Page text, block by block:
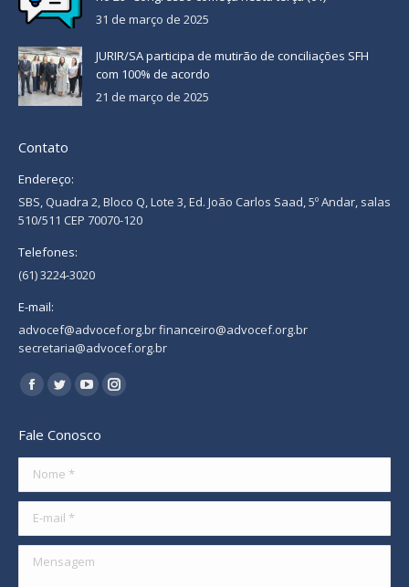
31 de março de 2025
JURIR/SA participa de mutirão de conciliações SFH
com 100% de acordo
21 de março de 2025
Contato
Endereço:
SBS, Quadra 2, Bloco Q, Lote 3, Ed. João Carlos Saad, 5º Andar, salas
510/511 CEP 70070-120
Telefones:
(61) 3224-3020
E-mail:
advocef@advocef.org.br financeiro@advocef.org.br
secretaria@advocef.org.br
Encontre-nos em:
Facebook
opens
new
window
Twitter
opens
new
window
YouTube
opens
new
Instagram
new
Fale Conosco
Nome *
E-mail *
Mensagem